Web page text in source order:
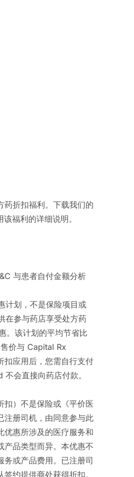
药折扣福利。下载我们的
福利的详细说明。
与患者自付金额分析
计划，不是保险项目或
在参与药店享受处方药
。该计划的平均节省比
价与 Capital Rx
应用后，您需自行支付
会直接向药店付款。
扣）不是保险或《平价医
注册司机，由同意参与此
优惠所涉及的医疗服务和
产品类型而异。本优惠不
务或产品费用。已注册司
约提供商处获得折扣。